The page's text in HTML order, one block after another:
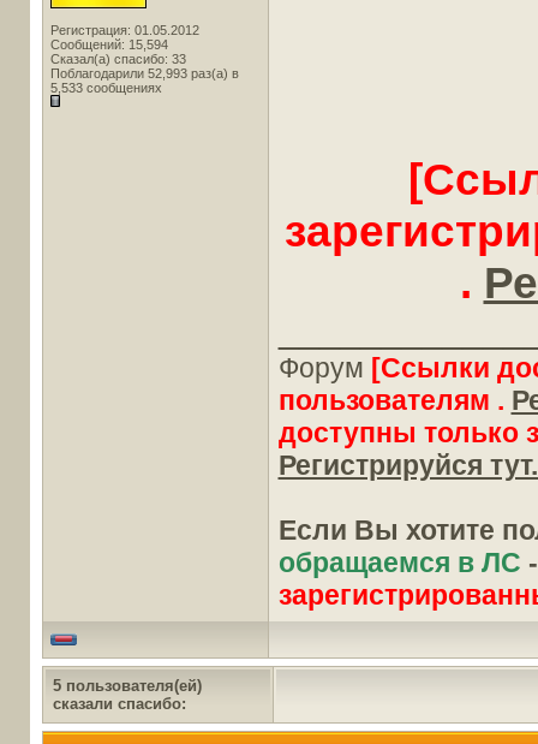
Регистрация: 01.05.2012
Сообщений: 15,594
Сказал(а) спасибо: 33
Поблагодарили 52,993 раз(а) в
5,533 сообщениях
.
Форум [Ссылки
пользователям .
доступны только
Регистрируйся
Если Вы хотите
обращаемся в ЛС
5 пользователя(ей)
сказали cпасибо: